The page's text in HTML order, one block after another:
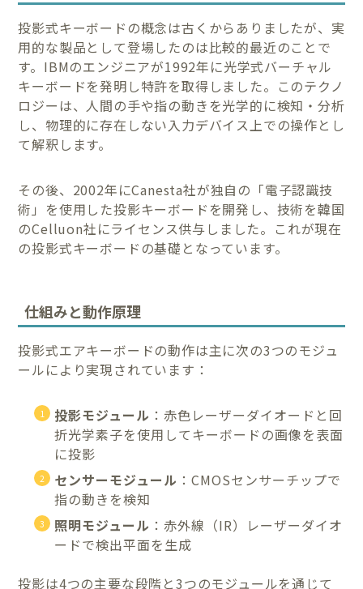
投影式キーボードの概念は古くからありましたが、実
用的な製品として登場したのは比較的最近のことで
す。IBMのエンジニアが1992年に光学式バーチャル
キーボードを発明し特許を取得しました。このテクノ
ロジーは、人間の手や指の動きを光学的に検知・分析
し、物理的に存在しない入力デバイス上での操作とし
て解釈します。
その後、2002年にCanesta社が独自の「電子認識技
術」を使用した投影キーボードを開発し、技術を韓国
のCelluon社にライセンス供与しました。これが現在
の投影式キーボードの基礎となっています。
仕組みと動作原理
投影式エアキーボードの動作は主に次の3つのモジュ
ールにより実現されています：
投影モジュール ：赤色レーザーダイオードと回
折光学素子を使用してキーボードの画像を表面
に投影
センサーモジュール ：CMOSセンサーチップで
指の動きを検知
照明モジュール ：赤外線（IR）レーザーダイオ
ードで検出平面を生成
投影は4つの主要な段階と3つのモジュールを通じて